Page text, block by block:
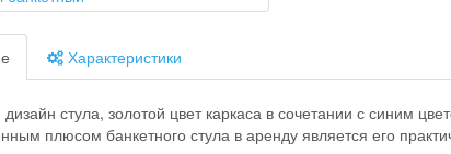
Характеристики
дизайн стула, золотой цвет каркаса в сочетании с синим
плюсом банкетного стула в аренду является его